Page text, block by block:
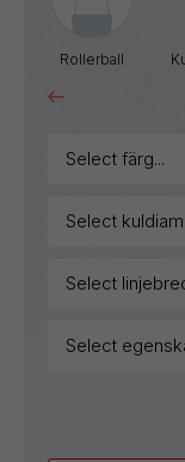
Rollerball
select färg...
select
select
select